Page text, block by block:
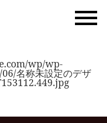
wp/wp-
名称未設定のデザ